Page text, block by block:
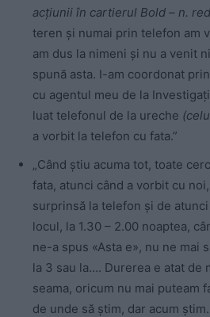
acțiunii în cartierul Bold – n.
teren şi numai prin telefon am
am dus la nimeni şi nu a venit
spună asta. I-am coordonat
cu agentul meu de la
luat telefonul de la ureche
a vorbit la telefon cu fata.”
„Când ştiu acuma tot, toate
fata, atunci când a vorbit cu
surprinsă la telefon şi de
locul, la 1.30 – 2.00 noaptea,
ne-a spus «Asta e», nu ne mai
la 3 sau la…. Durerea e atat de
seama, oricum nu mai puteam
de unde să ştim, dar acum